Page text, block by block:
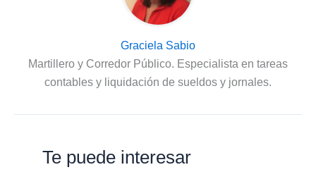
Graciela Sabio
Martillero y Corredor Público. Especialista en tareas
contables y liquidación de sueldos y jornales.
Te puede interesar